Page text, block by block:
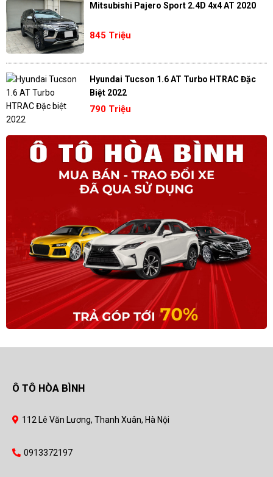
Mitsubishi Pajero Sport 2.4D 4x4 AT 2020
845 Triệu
Hyundai Tucson 1.6 AT Turbo HTRAC Đặc
Biệt 2022
790 Triệu
Ô TÔ HÒA BÌNH
112 Lê Văn Lương, Thanh Xuân, Hà Nội
0913372197